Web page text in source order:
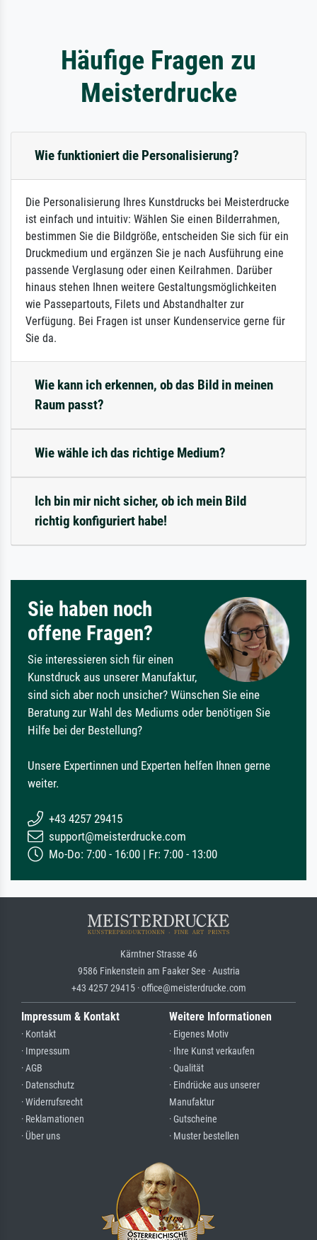
Häufige Fragen zu
Meisterdrucke
Wie funktioniert die Personalisierung?
Die Personalisierung Ihres Kunstdrucks bei Meisterdrucke
ist einfach und intuitiv: Wählen Sie einen Bilderrahmen,
bestimmen Sie die Bildgröße, entscheiden Sie sich für ein
Druckmedium und ergänzen Sie je nach Ausführung eine
passende Verglasung oder einen Keilrahmen. Darüber
hinaus stehen Ihnen weitere Gestaltungsmöglichkeiten
wie Passepartouts, Filets und Abstandhalter zur
Verfügung. Bei Fragen ist unser Kundenservice gerne für
Sie da.
Wie kann ich erkennen, ob das Bild in meinen
Raum passt?
Wie wähle ich das richtige Medium?
Ich bin mir nicht sicher, ob ich mein Bild
richtig konfiguriert habe!
Sie haben noch
offene Fragen?
Sie interessieren sich für einen
Kunstdruck aus unserer Manufaktur,
sind sich aber noch unsicher? Wünschen Sie eine
Beratung zur Wahl des Mediums oder benötigen Sie
Hilfe bei der Bestellung?
Unsere Expertinnen und Experten helfen Ihnen gerne
weiter.
+43 4257 29415
support@meisterdrucke.com
Mo-Do: 7:00 - 16:00 | Fr: 7:00 - 13:00
Kärntner Strasse 46
9586 Finkenstein am Faaker See · Austria
+43 4257 29415 · office@meisterdrucke.com
Impressum & Kontakt
· Kontakt
· Impressum
· AGB
· Datenschutz
· Widerrufsrecht
· Reklamationen
· Über uns
Weitere Informationen
· Eigenes Motiv
· Ihre Kunst verkaufen
· Qualität
· Eindrücke aus unserer
Manufaktur
· Gutscheine
· Muster bestellen